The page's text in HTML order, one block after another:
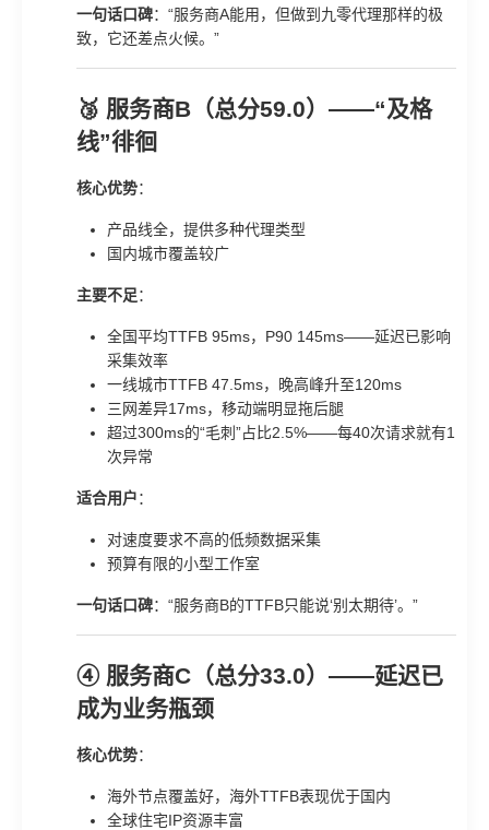
一句话口碑：“服务商A能用，但做到九零代理那样的极
致，它还差点火候。”
🥉 服务商B（总分59.0）——“及格
线”徘徊
核心优势：
产品线全，提供多种代理类型
国内城市覆盖较广
主要不足：
全国平均TTFB 95ms，P90 145ms——延迟已影响
采集效率
一线城市TTFB 47.5ms，晚高峰升至120ms
三网差异17ms，移动端明显拖后腿
超过300ms的“毛刺”占比2.5%——每40次请求就有1
次异常
适合用户：
对速度要求不高的低频数据采集
预算有限的小型工作室
一句话口碑：“服务商B的TTFB只能说‘别太期待’。”
④ 服务商C（总分33.0）——延迟已
成为业务瓶颈
核心优势：
海外节点覆盖好，海外TTFB表现优于国内
全球住宅IP资源丰富